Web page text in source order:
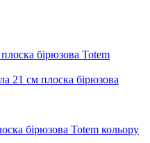
бірюзова Totem кольору